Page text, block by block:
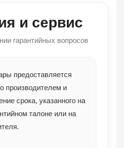
и сервис
гарантийных вопросов
предоставляется
производителем и
срока, указанного на
талоне или на